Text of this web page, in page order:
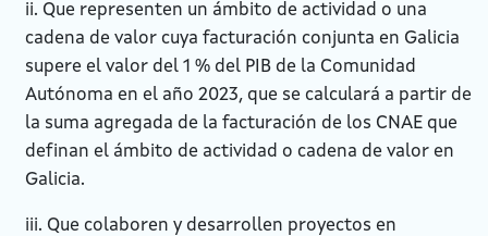
ii. Que representen un ámbito de actividad o una
cadena de valor cuya facturación conjunta en Galicia
supere el valor del 1 % del PIB de la Comunidad
Autónoma en el año 2023, que se calculará a partir de
la suma agregada de la facturación de los CNAE que
definan el ámbito de actividad o cadena de valor en
Galicia.
iii. Que colaboren y desarrollen proyectos en